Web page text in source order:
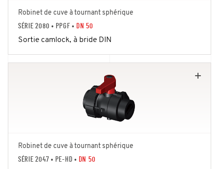
Robinet de cuve à tournant sphérique
SÉRIE 2080 • PPGF • DN 50
Sortie camlock, à bride DIN
Robinet de cuve à tournant sphérique
SÉRIE 2047 • PE-HD • DN 50